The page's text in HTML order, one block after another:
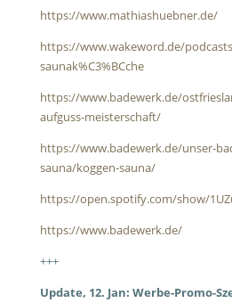
https://www.mathiashuebner.de/
https://www.wakeword.de/
saunak%C3%BCche
https://www.badewerk.de/
aufguss-meisterschaft/
https://www.badewerk.de/unser-
sauna/koggen-sauna/
https://open.spotify.com/show/
https://www.badewerk.de/
+++
Update, 12. Jan: Werbe-Promo-